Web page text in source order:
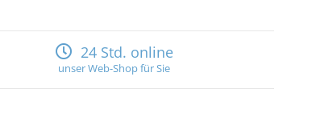
24 Std. online
unser Web-Shop für Sie